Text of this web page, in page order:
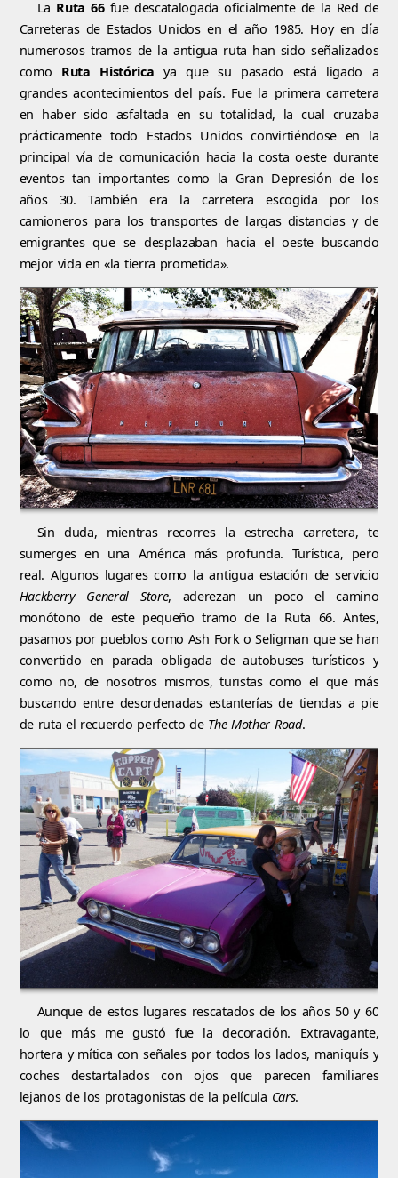
La Ruta 66fue descatalogada oficialmente de la Red de
Carreteras de Estados Unidos en el año 1985. Hoy en día
numerosos tramos de la antigua ruta han sido señalizados
como Ruta Histórica ya que su pasado está ligado a
grandes acontecimientos del país. Fue la primera carretera
en haber sido asfaltada en su totalidad, la cual cruzaba
prácticamente todo Estados Unidos convirtiéndose en la
principal vía de comunicación hacia la costa oeste durante
eventos tan importantes como la Gran Depresión de los
años 30. También era la carretera escogida por los
camioneros para los transportes de largas distancias y de
emigrantes que se desplazaban hacia el oeste buscando
mejor vida en «la tierra prometida».
Sin duda, mientras recorres la estrecha carretera, te
sumerges en una América más profunda. Turística, pero
real. Algunos lugares como la antigua estación de servicio
Hackberry General Store, aderezan un poco el camino
monótono de este pequeño tramo de la Ruta 66. Antes,
pasamos por pueblos como Ash Fork o Seligman que se han
convertido en parada obligada de autobuses turísticos y
como no, de nosotros mismos, turistas como el que más
buscando entre desordenadas estanterías de tiendas a pie
de ruta el recuerdo perfecto de The Mother Road.
Aunque de estos lugares rescatados de los años 50 y 60
lo que más me gustó fue la decoración. Extravagante,
hortera y mítica con señales por todos los lados, maniquís y
coches destartalados con ojos que parecen familiares
lejanos de los protagonistas de la película Cars.